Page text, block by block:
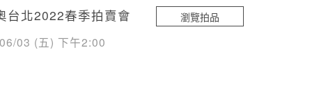
台北2022春季拍賣會
03 (五) 下午2:00
瀏覽拍品